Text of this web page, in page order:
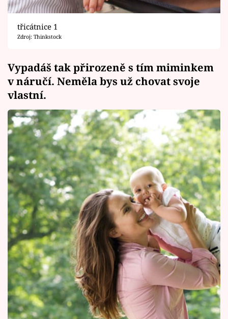
třicátnice 1
Zdroj: Thinkstock
Vypadáš tak přirozeně s tím miminkem
v náručí. Neměla bys už chovat svoje
vlastní.